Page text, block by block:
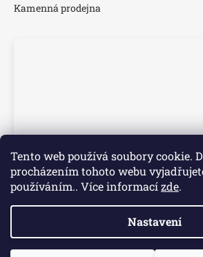
Tento web používá soubory cookie.
procházením tohoto webu
používáním.. Více informacízde.
Nastavení
Kamenná prodejna